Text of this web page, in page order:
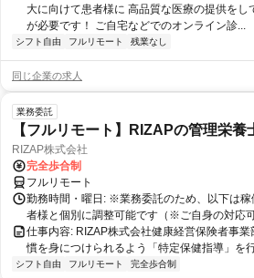
大に向けて患者様に 高品質な医療の提供をし
が必要です！ ご自宅などでのオンライン診...
シフト自由 フルリモート 残業なし
同じ企業の求人
業務委託
【フルリモート】RIZAPの管理栄養
RIZAP株式会社
完全歩合制
フルリモート
勤務時間・曜日: ※業務委託のため、以下は
者様と個別に調整可能です（※ご自身の対応
仕事内容: RIZAP株式会社健康経営保険者事
慣を身につけられるよう「特定保健指導」を
シフト自由 フルリモート 完全歩合制